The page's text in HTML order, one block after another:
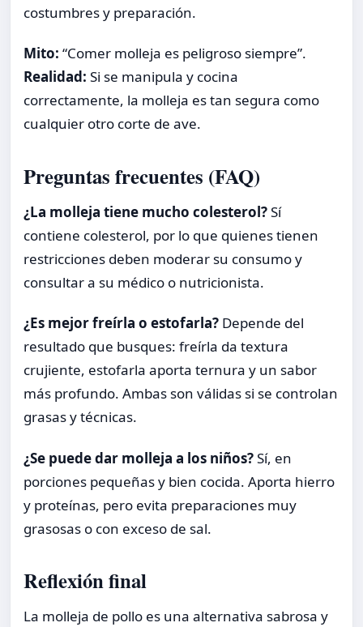
costumbres y preparación.
Mito: “Comer molleja es peligroso siempre”.
Realidad: Si se manipula y cocina
correctamente, la molleja es tan segura como
cualquier otro corte de ave.
Preguntas frecuentes (FAQ)
¿La molleja tiene mucho colesterol?Sí
contiene colesterol, por lo que quienes tienen
restricciones deben moderar su consumo y
consultar a su médico o nutricionista.
¿Es mejor freírla o estofarla? Depende del
resultado que busques: freírla da textura
crujiente, estofarla aporta ternura y un sabor
más profundo. Ambas son válidas si se controlan
grasas y técnicas.
¿Se puede dar molleja a los niños?Sí, en
porciones pequeñas y bien cocida. Aporta hierro
y proteínas, pero evita preparaciones muy
grasosas o con exceso de sal.
Reflexión final
La molleja de pollo es una alternativa sabrosa y